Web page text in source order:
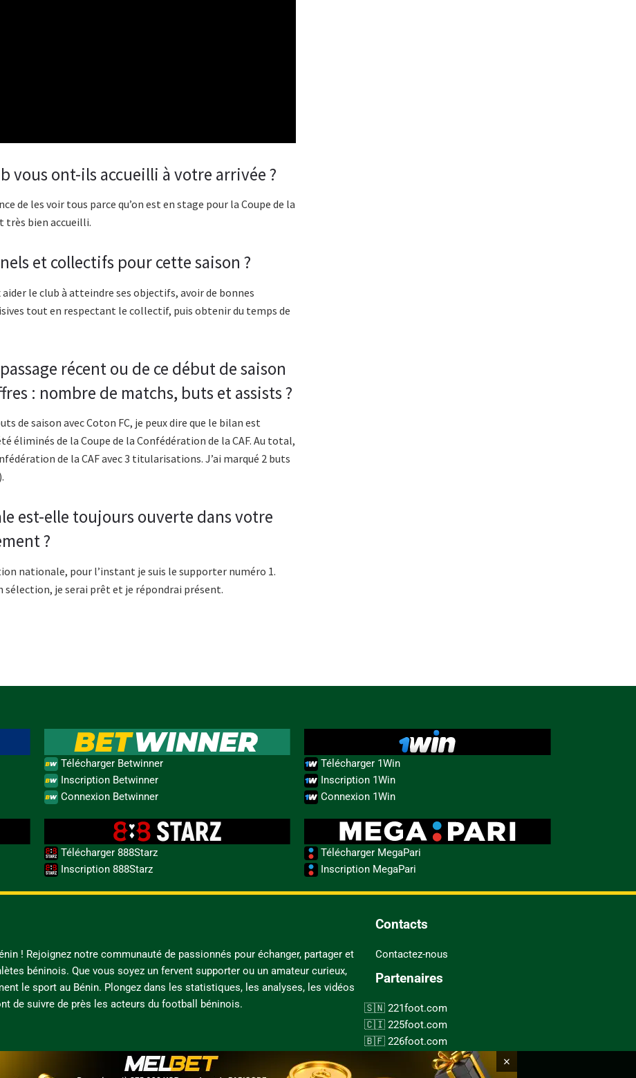
vous ont-ils accueilli à votre arrivée ?
de les voir tous parce qu’on est en stage pour la Coupe de la
très bien accueilli.
et collectifs pour cette saison ?
le club à atteindre ses objectifs, avoir de bonnes
tout en respectant le collectif, puis obtenir du temps de
récent ou de ce début de saison
: nombre de matchs, buts et assists ?
de saison avec Coton FC, je peux dire que le bilan est
éliminés de la Coupe de la Confédération de la CAF. Au total,
de la CAF avec 3 titularisations. J’ai marqué 2 buts
est-elle toujours ouverte dans votre
?
nationale, pour l’instant je suis le supporter numéro 1.
sélection, je serai prêt et je répondrai présent.
Télécharger Betwinner
Inscription Betwinner
Connexion Betwinner
Télécharger 1Win
Inscription 1Win
Connexion 1Win
Télécharger 888Starz
Inscription 888Starz
Télécharger MegaPari
Inscription MegaPari
! Rejoignez notre communauté de passionnés pour échanger, partager et
béninois. Que vous soyez un fervent supporter ou un amateur curieux,
le sport au Bénin. Plongez dans les statistiques, les analyses, les vidéos
de suivre de près les acteurs du football béninois.
Contacts
Contactez-nous
Partenaires
221foot.com
225foot.com
226foot.com
228foot.com
237foot.com
×